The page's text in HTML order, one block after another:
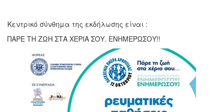
Κεντρικό σύνθημα της εκδήλωσης είναι :
ΠΑΡΕ ΤΗ ΖΩΗ ΣΤΑ ΧΕΡΙΑ ΣΟΥ. ΕΝΗΜΕΡΩΣΟΥ!!